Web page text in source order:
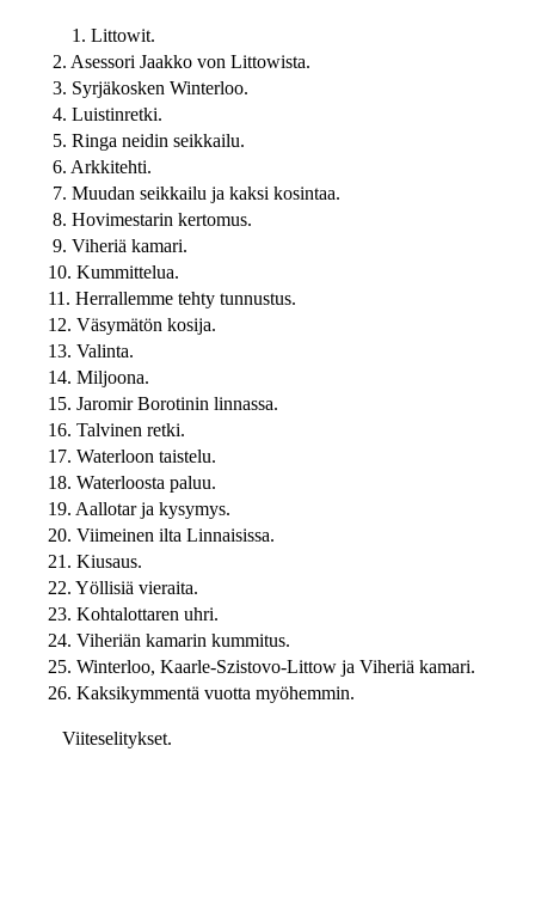
1. Littowit.
2. Asessori Jaakko von Littowista.
3. Syrjäkosken Winterloo.
4. Luistinretki.
5. Ringa neidin seikkailu.
6. Arkkitehti.
7. Muudan seikkailu ja kaksi kosintaa.
8. Hovimestarin kertomus.
9. Viheriä kamari.
10. Kummittelua.
11. Herrallemme tehty tunnustus.
12. Väsymätön kosija.
13. Valinta.
14. Miljoona.
15. Jaromir Borotinin linnassa.
16. Talvinen retki.
17. Waterloon taistelu.
18. Waterloosta paluu.
19. Aallotar ja kysymys.
20. Viimeinen ilta Linnaisissa.
21. Kiusaus.
22. Yöllisiä vieraita.
23. Kohtalottaren uhri.
24. Viheriän kamarin kummitus.
25. Winterloo, Kaarle-Szistovo-Littow ja Viheriä kamari.
26. Kaksikymmentä vuotta myöhemmin.
Viiteselitykset.